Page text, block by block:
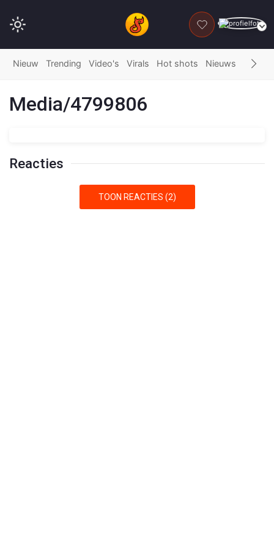
DONEER
Nieuw Trending Video's Virals Hot shots Nieuws Fails
Media/4799806
Reacties
TOON REACTIES (2)